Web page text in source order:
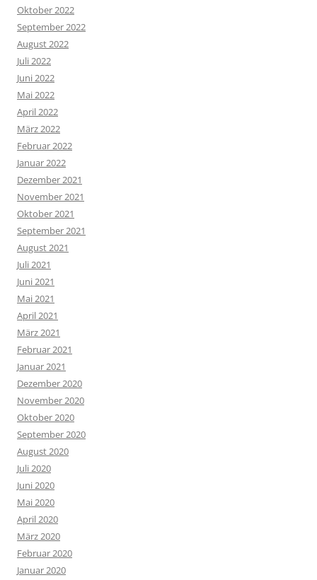
Oktober 2022
September 2022
August 2022
Juli 2022
Juni 2022
Mai 2022
April 2022
März 2022
Februar 2022
Januar 2022
Dezember 2021
November 2021
Oktober 2021
September 2021
August 2021
Juli 2021
Juni 2021
Mai 2021
April 2021
März 2021
Februar 2021
Januar 2021
Dezember 2020
November 2020
Oktober 2020
September 2020
August 2020
Juli 2020
Juni 2020
Mai 2020
April 2020
März 2020
Februar 2020
Januar 2020